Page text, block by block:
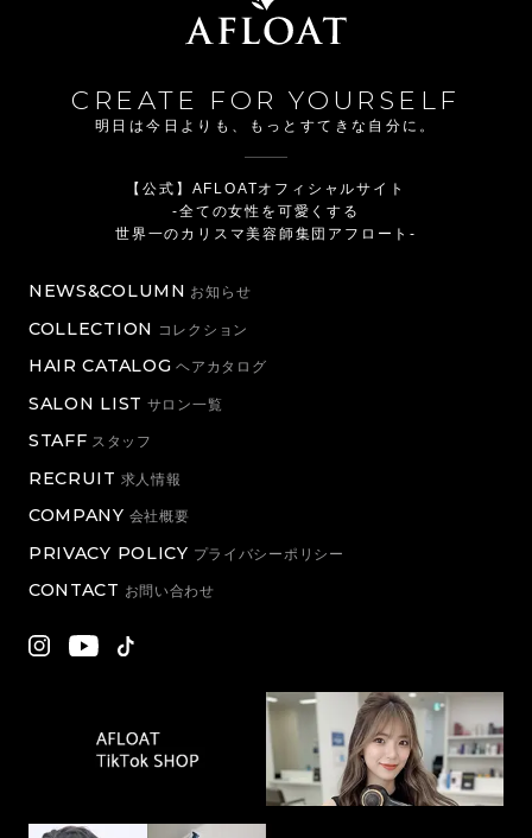
CREATE FOR YOURSELF
明日は今日よりも、もっとすてきな自分に。
【公式】AFLOATオフィシャルサイト
-全ての女性を可愛くする
世界一のカリスマ美容師集団アフロート-
NEWS&COLUMN お知らせ
COLLECTION コレクション
HAIR CATALOG ヘアカタログ
SALON LIST サロン一覧
STAFF スタッフ
RECRUIT 求人情報
COMPANY 会社概要
PRIVACY POLICY プライバシーポリシー
CONTACT お問い合わせ